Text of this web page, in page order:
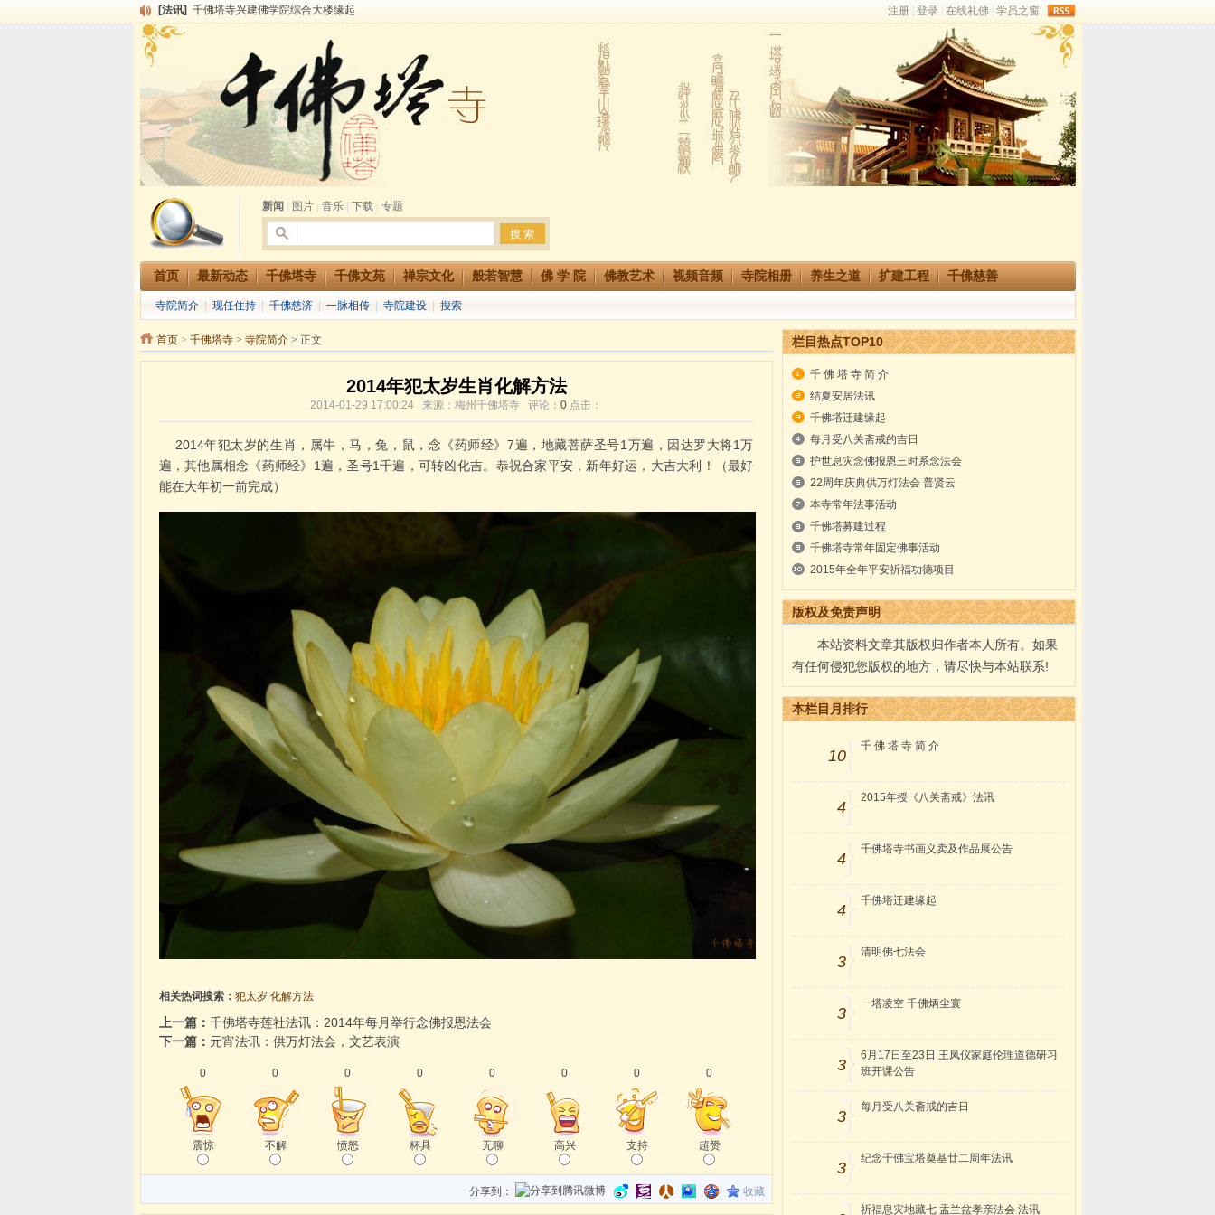
[法讯] 千佛塔寺兴建佛学院综合大楼缘起
[法讯]
[法讯]
千佛塔寺阅藏堂周末阅藏报名通知
清明节祭祖报恩地藏法会
[法讯]
本寺方丈上明下慧尼和尚开讲《六祖坛经》
[法讯] 2015-3-26师父于法堂对大众的开示
[法讯]
广东千佛塔寺云门佛学院女众部 2016年招生简章
[法讯]
恭请海涛法师莅临千佛塔寺弘法
[法讯]
2014年七月大法会 祈福息灾地藏七 冥阳两利普渡群蒙盂兰盆
[法讯] 千佛塔寺云门佛学院女众部2014年招生简章
新闻 图片| 音乐| 下载| 专题
首页 最新动态 千佛塔寺 千佛文苑 禅宗文化 般若智慧 佛 学 院 佛教艺术 视频音频 寺院相册 养生之道 扩建工程 千佛慈善
寺院简介 现任住持 千佛慈济 一脉相传 寺院建设 搜索
首页> 千佛塔寺> 寺院简介> 正文
2014年犯太岁生肖化解方法
2014-01-29 17:00:24 来源：梅州千佛塔寺 评论： 0 点击：
2014年犯太岁的生肖，属牛，马，兔，鼠，念《药师经》7遍，地藏菩萨圣号1万遍，因达罗大将1万
遍，其他属相念《药师经》1遍，圣号1千遍，可转凶化吉。恭祝合家平安，新年好运，大吉大利！（最好
能在大年初一前完成）
相关热词搜索： 犯太岁 化解方法
上一篇： 千佛塔寺莲社法讯：2014年每月举行念佛报恩法会
下一篇： 元宵法讯：供万灯法会，文艺表演
0
震惊
0
不解
0
愤怒
0
杯具
0
无聊
0
高兴
0
支持
0
超赞
分享到： 收藏
栏目热点TOP10
千 佛 塔 寺 简 介
结夏安居法讯
千佛塔迁建缘起
每月受八关斋戒的吉日
护世息灾念佛报恩三时系念法会
22周年庆典供万灯法会 普贤云
本寺常年法事活动
千佛塔募建过程
千佛塔寺常年固定佛事活动
2015年全年平安祈福功德项目
版权及免责声明
本站资料文章其版权归作者本人所有。如果
有任何侵犯您版权的地方，请尽快与本站联系!
本栏目月排行
10
千 佛 塔 寺 简 介
4
2015年授《八关斋戒》法讯
4
千佛塔寺书画义卖及作品展公告
4
千佛塔迁建缘起
3
清明佛七法会
3
一塔凌空 千佛炳尘寰
3
6月17日至23日 王凤仪家庭伦理道德研习
班开课公告
3
每月受八关斋戒的吉日
3
纪念千佛宝塔奠基廿二周年法讯
祈福息灾地藏七 盂兰盆孝亲法会 法讯